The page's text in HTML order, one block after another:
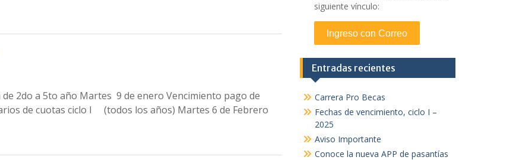
2do a 5to año Martes 9 de enero Vencimiento pago de
de cuotas ciclo I (todos los años) Martes 6 de Febrero
siguiente vínculo:
Entradas recientes
Carrera Pro Becas
Fechas de vencimiento, ciclo I –
2025
Aviso Importante
Conoce la nueva APP de pasantías